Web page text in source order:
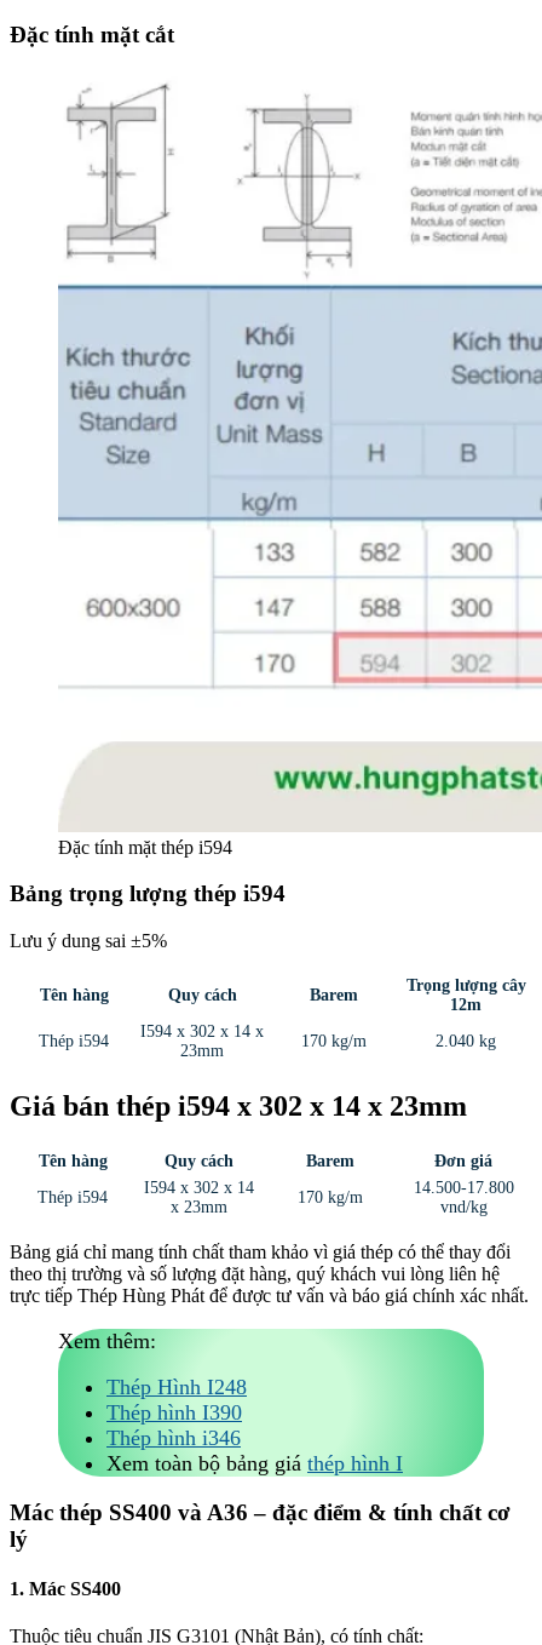
Đặc tính mặt cắt
Đặc tính mặt thép i594
Bảng trọng lượng thép i594
Lưu ý dung sai ±5%
Tên hàng Quy cách Barem
Trọng lượng cây
12m
Thép i594
I594 x 302 x 14 x
23mm
170 kg/m 2.040 kg
Giá bán thép i594 x 302 x 14 x 23mm
Tên hàng Quy cách Barem
Đơn giá
Thép i594
I594 x 302 x 14
x 23mm
170 kg/m
14.500-17.800
vnd/kg
Bảng giá chỉ mang tính chất tham khảo vì giá thép có thể thay đổi
theo thị trường và số lượng đặt hàng, quý khách vui lòng liên hệ
trực tiếp Thép Hùng Phát để được tư vấn và báo giá chính xác nhất.
Xem thêm:
Thép Hình I248
Thép hình I390
Thép hình i346
Xem toàn bộ bảng giá thép hình I
Mác thép SS400 và A36 – đặc điểm & tính chất cơ
lý
1. Mác SS400
Thuộc tiêu chuẩn JIS G3101 (Nhật Bản), có tính chất: